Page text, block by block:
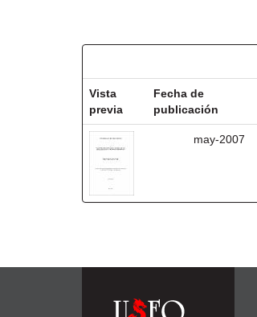
Vista
previa
Fecha de
publicación
may-2007